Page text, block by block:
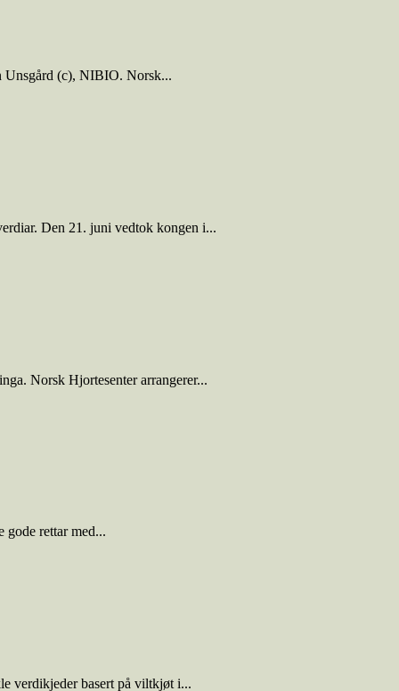
Unsgård (c), NIBIO. Norsk...
Den 21. juni vedtok kongen i...
Norsk Hjortesenter arrangerer...
gode rettar med...
verdikjeder basert på viltkjøt i...